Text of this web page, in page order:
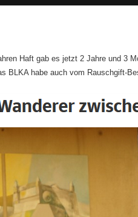
Haft gab es jetzt 2 Jahre und 3
BLKA habe auch vom Rauschgift-